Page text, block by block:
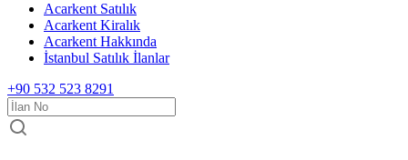
Acarkent Satılık
Acarkent Kiralık
Acarkent Hakkında
İstanbul Satılık İlanlar
+90 532 523 8291